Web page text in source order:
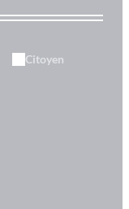
Citoyen